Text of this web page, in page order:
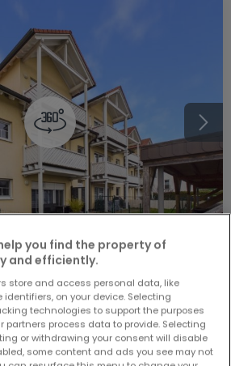
zum Kauf inPerl
2 1 1
you find the property of
and efficiently.
store and access personal data, like
on your device. Selecting
technologies to support the purposes
partners process data to provide. Selecting
or withdrawing your consent will disable
some content and ads you see may not